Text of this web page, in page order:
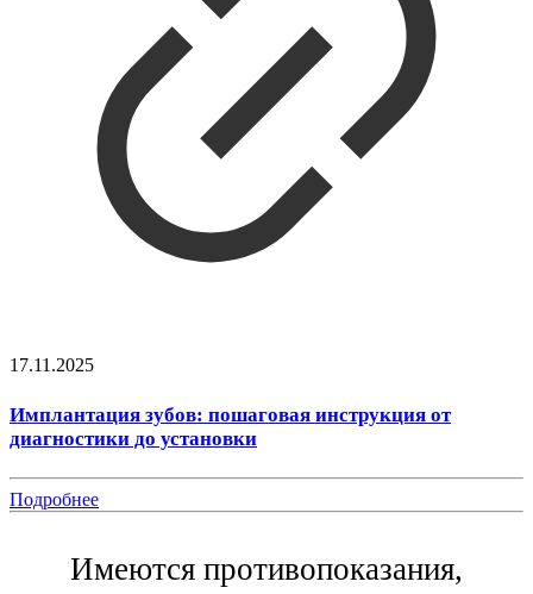
17.11.2025
Имплантация зубов: пошаговая инструкция от
диагностики до установки
Подробнее
Имеются противопоказания,